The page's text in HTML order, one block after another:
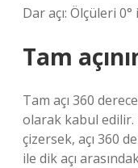
Dar açı: Ölçüleri 0°
Tam
Tam açı 360
olarak kabul edilir.
çizersek, açı 360
ile dik açı